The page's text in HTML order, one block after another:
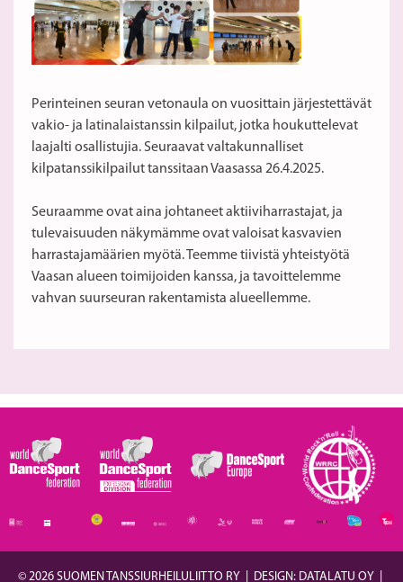
Perinteinen seuran vetonaula on vuosittain järjestettävät
vakio- ja latinalaistanssin kilpailut, jotka houkuttelevat
laajalti osallistujia. Seuraavat valtakunnalliset
kilpatanssikilpailut tanssitaan Vaasassa 26.4.2025.
Seuraamme ovat aina johtaneet aktiiviharrastajat, ja
tulevaisuuden näkymämme ovat valoisat kasvavien
harrastajamäärien myötä. Teemme tiivistä yhteistyötä
Vaasan alueen toimijoiden kanssa, ja tavoittelemme
vahvan suurseuran rakentamista alueellemme.
© 2026 SUOMEN TANSSIURHEILULIITTO RY DESIGN: DATALATU OY